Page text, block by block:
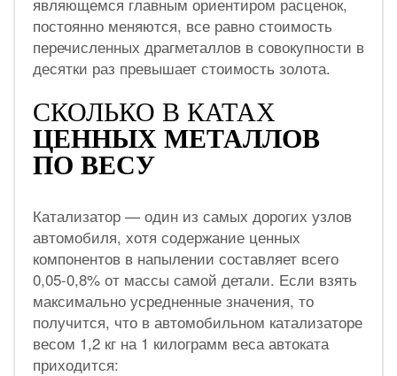
постоянно меняются, все равно стоимость
перечисленных драгметаллов в совокупности в
десятки раз превышает стоимость золота.
СКОЛЬКО В КАТАХ
ЦЕННЫХ МЕТАЛЛОВ
ПО ВЕСУ
Катализатор — один из самых дорогих узлов
автомобиля, хотя содержание ценных
компонентов в напылении составляет всего
0,05-0,8% от массы самой детали. Если взять
максимально усредненные значения, то
получится, что в автомобильном катализаторе
весом 1,2 кг на 1 килограмм веса автоката
приходится: